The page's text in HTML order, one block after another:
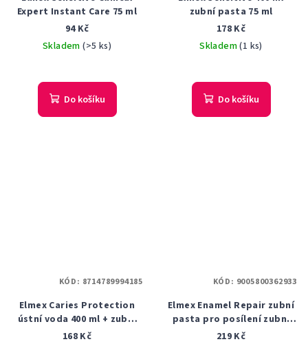
Expert Instant Care 75 ml
94 Kč
Skladem(>5 ks)
Do košíku
zubní pasta 75 ml
178 Kč
Skladem(1 ks)
Do košíku
Elmex Caries Protection
ústní voda 400 ml + zubní
pasta 75 ml dárková sada
168 Kč
KÓD: 8714789994185
Elmex Enamel Repair zubní
pasta pro posílení zubní
skloviny 3 x 75 ml
219 Kč
KÓD: 9005800362933